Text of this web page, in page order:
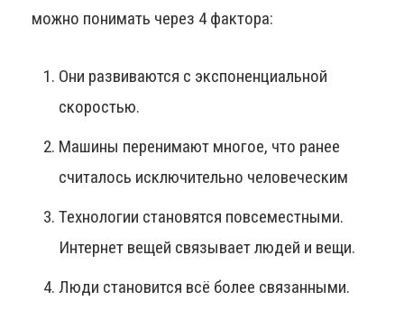
можно понимать через 4 фактора:
Они развиваются с экспоненциальной
скоростью.
Машины перенимают многое, что ранее
считалось исключительно человеческим
Технологии становятся повсеместными.
Интернет вещей связывает людей и вещи.
Люди становится всё более связанными.